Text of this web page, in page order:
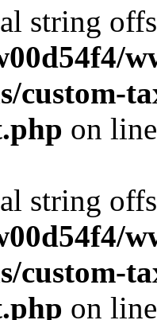
string
custom-
on
string
custom-
on